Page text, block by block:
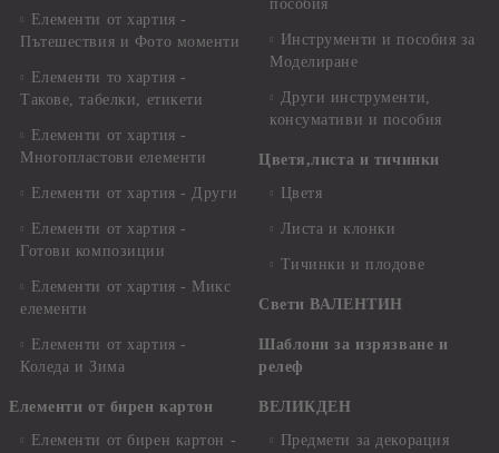
Елементи от хартия -
Пътешествия и Фото моменти
Елементи то хартия -
Такове, табелки, етикети
Елементи от хартия -
Многопластови елементи
Елементи от хартия - Други
Елементи от хартия -
Готови композиции
Елементи от хартия - Микс
елементи
Елементи от хартия -
Коледа и Зима
Елементи от бирен картон
Елементи от бирен картон -
пособия
Инструменти и пособия за
Моделиране
Други инструменти,
консумативи и пособия
Цветя,листа и тичинки
Цветя
Листа и клонки
Тичинки и плодове
Свети ВАЛЕНТИН
Шаблони за изрязване и
релеф
ВЕЛИКДЕН
Предмети за декорация